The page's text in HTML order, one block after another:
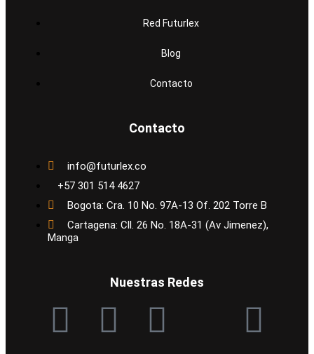
Red Futurlex
Blog
Contacto
Contacto
info@futurlex.co
+57 301 514 4627
Bogota: Cra. 10 No. 97A-13 Of. 202 Torre B
Cartagena: Cll. 26 No. 18A-31 (Av Jimenez),
Manga
Nuestras Redes